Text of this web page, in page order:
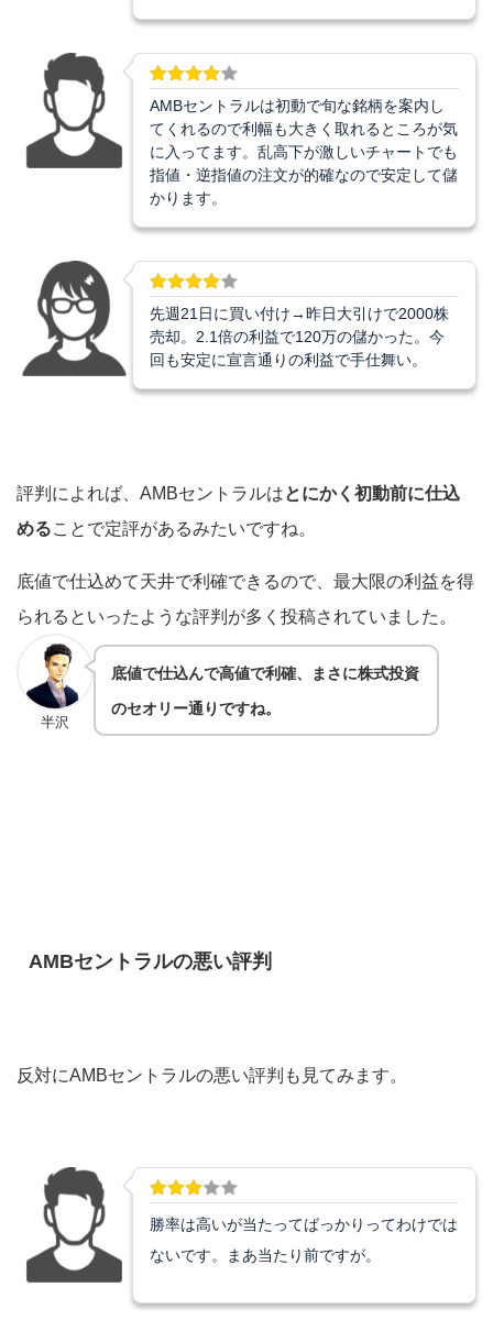
AMBセントラルは初動で旬な銘柄を案内し
てくれるので利幅も大きく取れるところが気
に入ってます。乱高下が激しいチャートでも
指値・逆指値の注文が的確なので安定して儲
かります。
先週21日に買い付け→昨日大引けで2000株
売却。2.1倍の利益で120万の儲かった。今
回も安定に宣言通りの利益で手仕舞い。
評判によれば、AMBセントラルはとにかく初動前に仕込
めることで定評があるみたいですね。
底値で仕込めて天井で利確できるので、最大限の利益を得
られるといったような評判が多く投稿されていました。
半沢
底値で仕込んで高値で利確、まさに株式投資
のセオリー通りですね。
AMBセントラルの悪い評判
反対にAMBセントラルの悪い評判も見てみます。
勝率は高いが当たってばっかりってわけでは
ないです。まあ当たり前ですが。